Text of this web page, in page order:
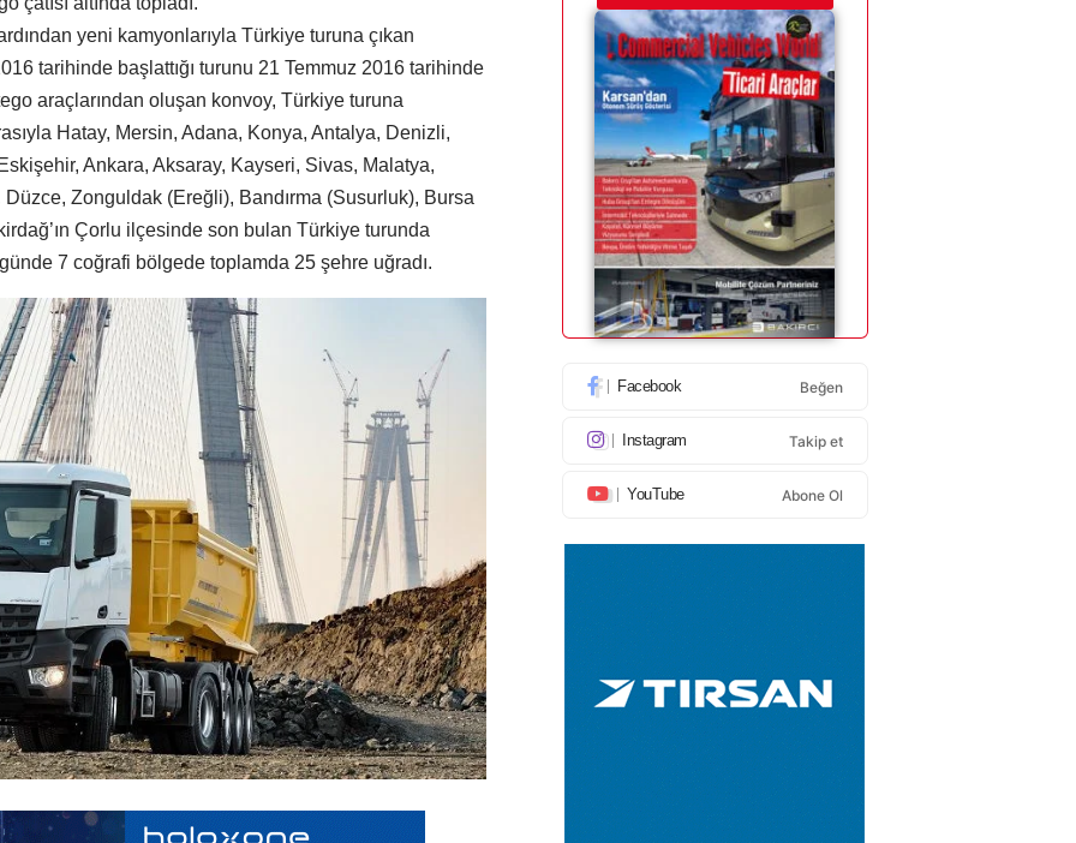
yeni kamyonlarıyla Türkiye turuna çıkan
tarihinde başlattığı turunu 21 Temmuz 2016 tarihinde
araçlarından oluşan konvoy, Türkiye turuna
Hatay, Mersin, Adana, Konya, Antalya, Denizli,
Ankara, Aksaray, Kayseri, Sivas, Malatya,
Zonguldak (Ereğli), Bandırma (Susurluk), Bursa
Çorlu ilçesinde son bulan Türkiye turunda
7 coğrafi bölgede toplamda 25 şehre uğradı.
Facebook Beğen
Instagram Takip et
YouTube Abone Ol